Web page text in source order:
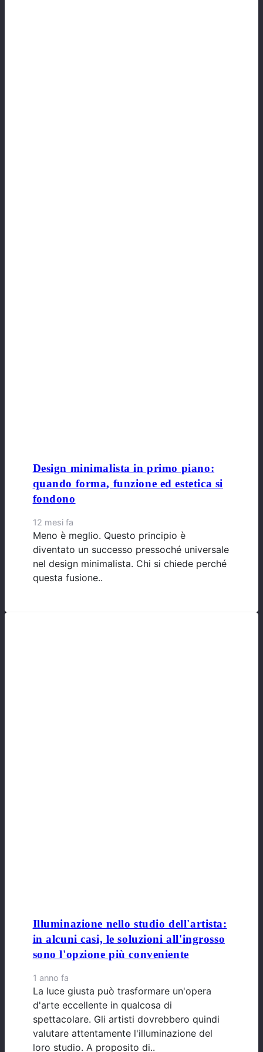
Design minimalista in primo piano:
quando forma, funzione ed estetica si
fondono
12 mesi fa
Meno è meglio. Questo principio è
diventato un successo pressoché universale
nel design minimalista. Chi si chiede perché
questa fusione..
Illuminazione nello studio dell'artista:
in alcuni casi, le soluzioni all'ingrosso
sono l'opzione più conveniente
1 anno fa
La luce giusta può trasformare un'opera
d'arte eccellente in qualcosa di
spettacolare. Gli artisti dovrebbero quindi
valutare attentamente l'illuminazione del
loro studio. A proposito di..